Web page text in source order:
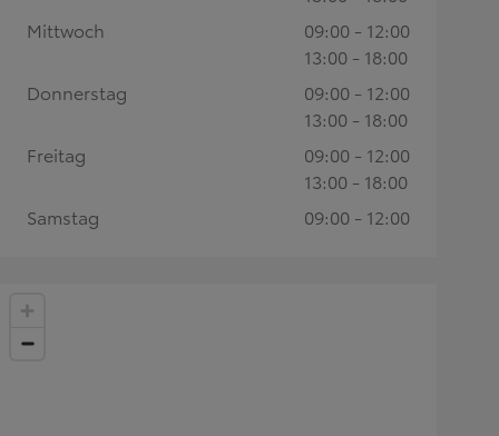
Mittwoch
09:00 - 12:00
13:00 - 18:00
Donnerstag
09:00 - 12:00
13:00 - 18:00
Freitag
09:00 - 12:00
13:00 - 18:00
Samstag
09:00 - 12:00